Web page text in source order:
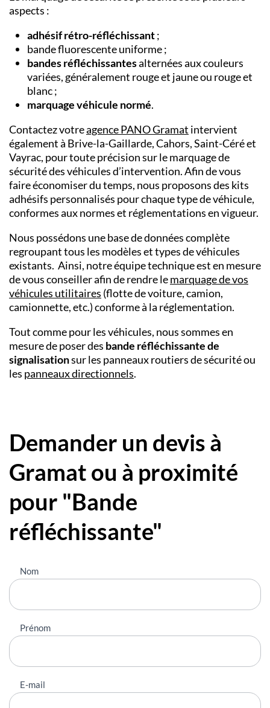
aspects :
adhésif rétro-réfléchissant;
bande fluorescente uniforme ;
bandes réfléchissantesalternées aux couleurs
variées, généralement rouge et jaune ou rouge et
blanc ;
marquage véhicule normé.
Contactez votreagence PANO Gramat intervient
également à Brive-la-Gaillarde, Cahors, Saint-Céré et
Vayrac, pour toute précision sur le marquage de
sécurité des véhicules d’intervention. Afin de vous
faire économiser du temps, nous proposons des kits
adhésifs personnalisés pour chaque type de véhicule,
conformes aux normes et réglementations en vigueur.
Nous possédons une base de données complète
regroupant tous les modèles et types de véhicules
existants. Ainsi, notre équipe technique est en mesure
de vous conseiller afin de rendre lemarquage de vos
véhicules utilitaires (flotte de voiture, camion,
camionnette, etc.) conforme à la réglementation.
Tout comme pour les véhicules, nous sommes en
mesure de poser des bande réfléchissante de
signalisationsur les panneaux routiers de sécurité ou
les panneaux directionnels.
Demander un devis à
Gramat ou à proximité
pour "Bande
réfléchissante"
Nous
contacter
Nom
Prénom
E-mail